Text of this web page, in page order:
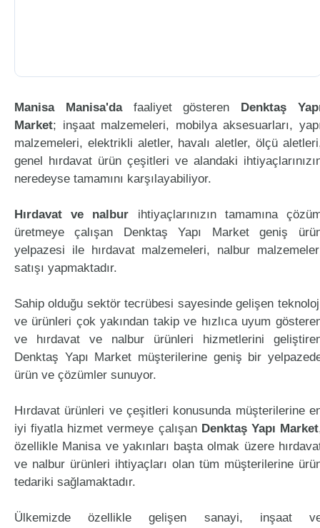
Manisa Manisa'dafaaliyet gösteren Denktaş
Market; inşaat malzemeleri, mobilya aksesuarları,
malzemeleri, elektrikli aletler, havalı aletler, ölçü
genel hırdavat ürün çeşitleri ve alandaki
neredeyse tamamını karşılayabiliyor.
Hırdavat ve nalbur ihtiyaçlarınızın tamamına
üretmeye çalışan Denktaş Yapı Market geniş
yelpazesi ile hırdavat malzemeleri, nalbur
satışı yapmaktadır.
Sahip olduğu sektör tecrübesi sayesinde gelişen
ve ürünleri çok yakından takip ve hızlıca uyum
ve hırdavat ve nalbur ürünleri hizmetlerini
Denktaş Yapı Market müşterilerine geniş bir
ürün ve çözümler sunuyor.
Hırdavat ürünleri ve çeşitleri konusunda müşterilerine
iyi fiyatla hizmet vermeye çalışan Denktaş Yapı Market
özellikle Manisa ve yakınları başta olmak üzere
ve nalbur ürünleri ihtiyaçları olan tüm müşterilerine
tedariki sağlamaktadır.
Ülkemizde özellikle gelişen sanayi, inşaat